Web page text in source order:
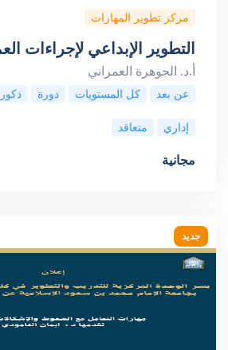
مركز تطوير المهارات
التطوير الإبداعي لإجراءات
أ.د. الجوهرة العمراني
عن بعد كل المستويات دورة
إداري متعاقد
مجانية
جديد